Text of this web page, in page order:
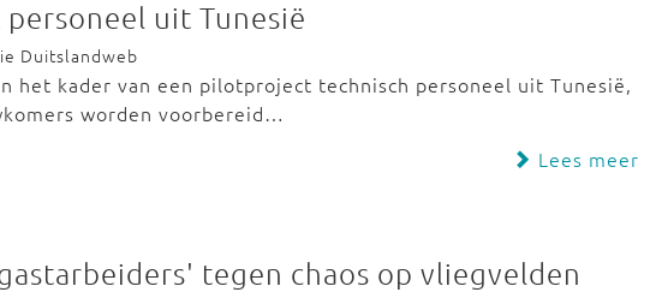
uit Tunesië
Duitslandweb
het kader van een pilotproject technisch personeel uit Tunesië,
worden voorbereid…
Lees meer
tegen chaos op vliegvelden